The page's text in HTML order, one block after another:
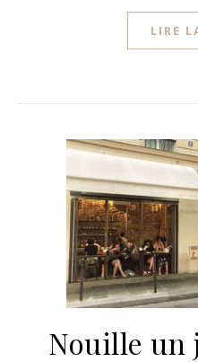
LIRE
Nouille un